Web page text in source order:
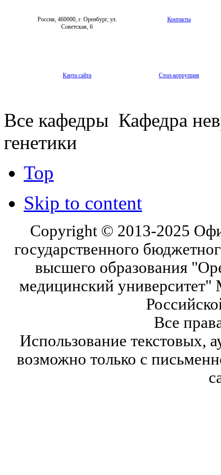
Россия, 460000, г. Оренбург, ул.
Советская, 6
Контакты
Карта сайта Стоп-коррупция
Все кафедры Кафедра
генетики
Top
Skip to content
Copyright © 2013-2025
государственного
высшего образования
медицинский университет"
Все
Использование текстовых,
возможно только с